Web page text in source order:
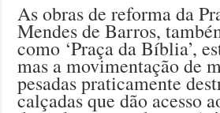
As obras de reforma da
Mendes de Barros,
como ‘Praça da Bíblia’,
mas a movimentação de
pesadas praticamente
calçadas que dão acesso